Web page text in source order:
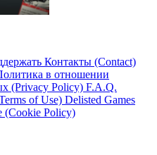
Контакты (Contact)
в отношении
(Privacy Policy) F.A.Q.
of Use) Delisted Games
(Cookie Policy)